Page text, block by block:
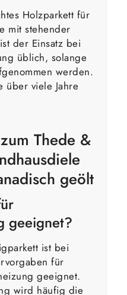
Holzparkett für
mit stehender
der Einsatz bei
üblich, solange
werden.
über viele Jahre
Thede &
geölt
geeignet?
ist bei
für
geeignet.
wird häufig die